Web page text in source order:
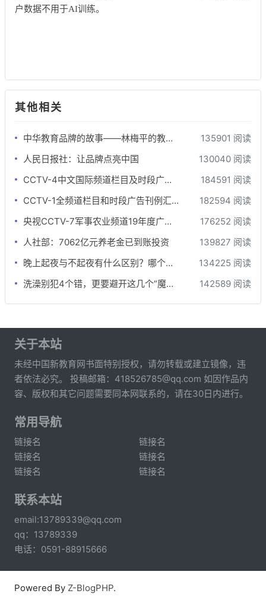
户数据不用于AI训练。
其他相关
中华教育品牌的故事——林梅平的教育梦
135901 阅读
人民日报社：让品牌点亮中国
130040 阅读
CCTV-4中文国际频道栏目及时段广告刊例
184591 阅读
CCTV-1全频道栏目和时段广告刊例汇总-最全版
182594 阅读
央视CCTV-7军事农业频道19年度广告刊例价格表
176252 阅读
人社部：7062亿元养老金已到账投资
139827 阅读
晚上起夜与不起夜有什么区别？哪个更健康？差别还真不小
134225 阅读
洗澡别犯4个错，更要避开这几个“魔鬼时间”，否则越洗越伤身！
142589 阅读
关于本站
未经中国新教育网书面特别授权，请勿转载或建立镜像，违
者依法必究。 投稿邮箱：418526785@qq.com 如因作品内
容、版权和其它问题需要同本网联系的，请在30日内进行。
常用导航
链接名
链接名
链接名
链接名
链接名
链接名
联系本站
email:13789339@qq.com
qq：13789339
电话：0591-88915666
Powered By Z-BlogPHP.